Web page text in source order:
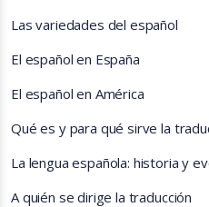
Las variedades del español
El español en España
El español en América
Qué es y para qué sirve la
La lengua española: historia y
A quién se dirige la traducción